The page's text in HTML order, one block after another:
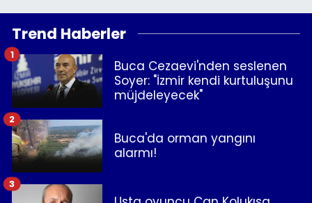
Trend Haberler
Buca Cezaevi'nden seslenen
Soyer: "İzmir kendi kurtuluşunu
müjdeleyecek"
1
Buca'da orman yangını
alarmı!
2
3